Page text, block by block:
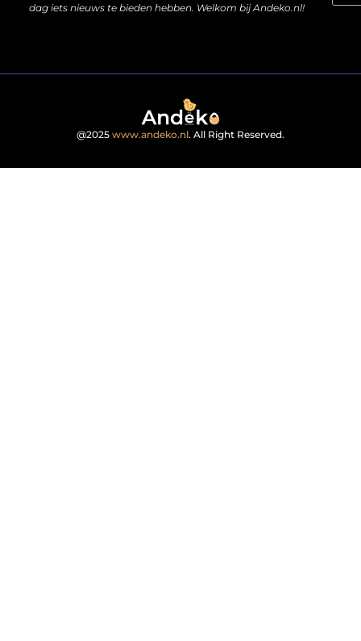
dag iets nieuws te bieden hebben. Welkom bij Andeko.nl!
@2025 www.andeko.nl. All Right Reserved.